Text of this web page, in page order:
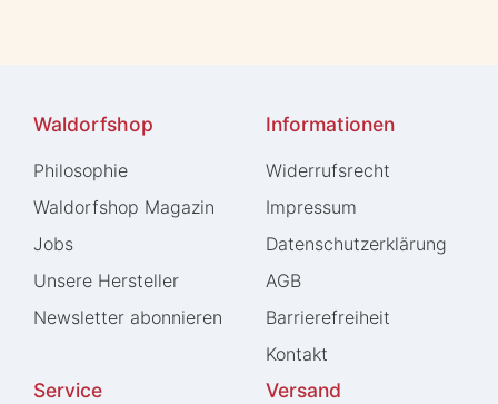
Waldorfshop
Philosophie
Waldorfshop Magazin
Jobs
Unsere Hersteller
Newsletter abonnieren
Informationen
Widerrufs­recht
Impressum
Daten­schutz­erklärung
AGB
Barrierefreiheit
Kontakt
Service Versand